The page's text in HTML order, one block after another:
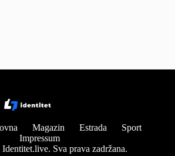
Magazin Estrada
Sport
Impressum
Sva prava zadržana.